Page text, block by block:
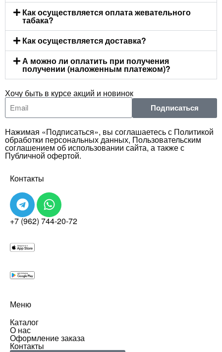
Как осуществляется оплата жевательного
табака?
Как осуществляется доставка?
А можно ли оплатить при получения
получении (наложенным платежом)?
Хочу быть в курсе акций и новинок
Подписаться
Нажимая «Подписаться», вы соглашаетесь с Политикой
обработки персональных данных, Пользовательским
соглашением об использовании сайта, а также с
Публичной офертой.
Контакты
+7 (962) 744-20-72
Меню
Каталог
О нас
Оформление заказа
Контакты